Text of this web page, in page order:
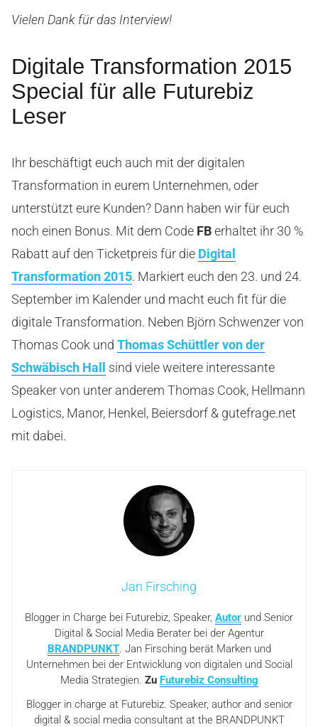
Vielen Dank für das Interview!
Digitale Transformation 2015
Special für alle Futurebiz
Leser
Ihr beschäftigt euch auch mit der digitalen
Transformation in eurem Unternehmen, oder
unterstützt eure Kunden? Dann haben wir für euch
noch einen Bonus. Mit dem Code FBerhaltet ihr 30 %
Rabatt auf den Ticketpreis für die Digital
Transformation 2015. Markiert euch den 23. und 24.
September im Kalender und macht euch fit für die
digitale Transformation. Neben Björn Schwenzer von
Thomas Cook und Thomas Schüttler von der
Schwäbisch Hall
sind viele weitere interessante
Speaker von unter anderem Thomas Cook, Hellmann
Logistics, Manor, Henkel, Beiersdorf & gutefrage.net
mit dabei.
Jan Firsching
Blogger in Charge bei Futurebiz, Speaker, Autor und Senior
Digital & Social Media Berater bei der Agentur
BRANDPUNKT. Jan Firsching berät Marken und
Unternehmen bei der Entwicklung von digitalen und Social
Media Strategien. Zu Futurebiz Consulting
Blogger in charge at Futurebiz. Speaker, author and senior
digital & social media consultant at the BRANDPUNKT